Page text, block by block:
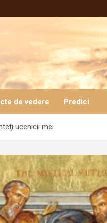
de vedere Predici
ucenicii mei